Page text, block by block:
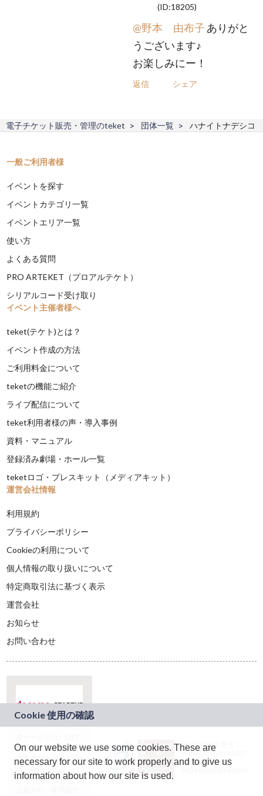
(ID:18205)
@野本 由布子 ありがと
うございます♪
お楽しみにー！
返信 シェア
電子チケット販売・管理のteket 団体一覧 ハナイトナデシコ
一般ご利用者様
イベントを探す
イベントカテゴリ一覧
イベントエリア一覧
使い方
よくある質問
PRO ARTEKET（プロアルテケト）
シリアルコード受け取り
イベント主催者様へ
teket(テケト)とは？
イベント作成の方法
ご利用料金について
teketの機能ご紹介
ライブ配信について
teket利用者様の声・導入事例
資料・マニュアル
登録済み劇場・ホール一覧
teketロゴ・プレスキット（メディアキット）
運営会社情報
利用規約
プライバシーポリシー
Cookieの利用について
個人情報の取り扱いについて
特定商取引法に基づく表示
運営会社
お知らせ
お問い合わせ
ドコモグループの新
規事業創出プログラ
ム「docomo
STARTUP」を通じて
JASRAC許諾番号：
9024936001Y45037
JASRAC許諾番号：
On our website we use some cookies. These are
necessary for our site to work properly and to give us
information about how our site is used.